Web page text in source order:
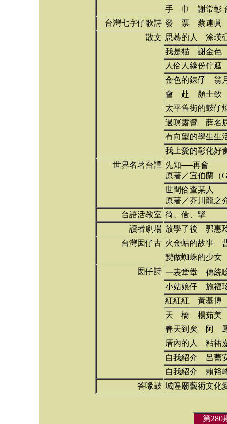
手 巾 謝常彰
台灣七字仔歌詩 發 票 蔡連眞
散文 思慕的人 涂瑛
我是貓 謝金色
人佮人緣份佇
金色的錶仔 翁
會 赴 顏士致
太平舊街的鼓
過暝露營 薛名
有向望的學生
我上愛的彰化
世界名著台譯 先知──再會
原著／宜伯蘭
世間佮查某人
原著／芥川龍
台語活教室 徛、儉、掔
讀者劇場 放學了後 郭惠
台灣囡仔古 火金蛄的故事
變做蜘蛛的少
囡仔詩 一表堂堂 傳統
小姑娘仔 施福
紅紅紅 黃基博
天 橋 楊茹美
春天到矣 阿
厝內的人 粘祐
自我紹介 呂蕎
自我紹介 賴裕
答喙鼓 城隍廟藝術文
第280